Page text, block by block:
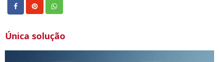
Única solução